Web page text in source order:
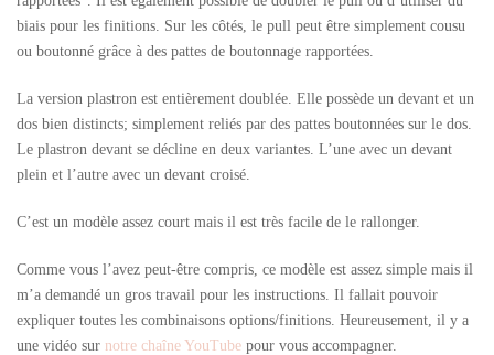
biais pour les finitions. Sur les côtés, le pull peut être simplement cousu
ou boutonné grâce à des pattes de boutonnage rapportées.
La version plastron est entièrement doublée. Elle possède un devant et un
dos bien distincts; simplement reliés par des pattes boutonnées sur le dos.
Le plastron devant se décline en deux variantes. L’une avec un devant
plein et l’autre avec un devant croisé.
C’est un modèle assez court mais il est très facile de le rallonger.
Comme vous l’avez peut-être compris, ce modèle est assez simple mais il
m’a demandé un gros travail pour les instructions. Il fallait pouvoir
expliquer toutes les combinaisons options/finitions. Heureusement, il y a
une vidéo sur notre chaîne YouTube pour vous accompagner.